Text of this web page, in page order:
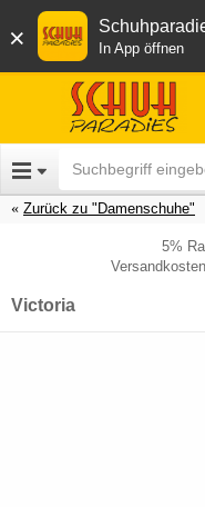
× In App öffnen
Zurück zu "Damenschuhe"
5%
Victoria